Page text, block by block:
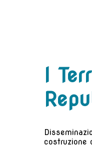
I
costruzione